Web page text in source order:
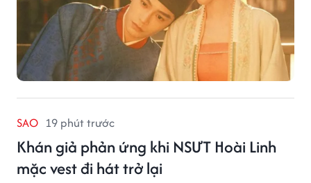
SAO 19 phút trước
Khán giả phản ứng khi NSƯT Hoài Linh
mặc vest đi hát trở lại